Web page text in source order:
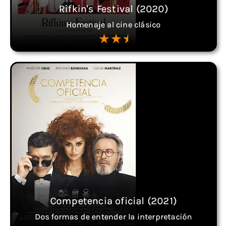
Rifkin's Festival (2020)
Homenaje al cine clásico
Competencia oficial (2021)
Dos formas de entender la interpretación